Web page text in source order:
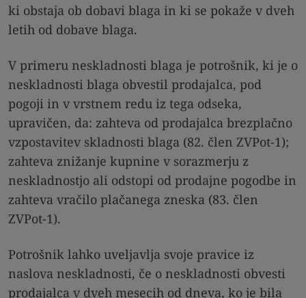
ki obstaja ob dobavi blaga in ki se pokaže v dveh
letih od dobave blaga.
V primeru neskladnosti blaga je potrošnik, ki je o
neskladnosti blaga obvestil prodajalca, pod
pogoji in v vrstnem redu iz tega odseka,
upravičen, da: zahteva od prodajalca brezplačno
vzpostavitev skladnosti blaga (82. člen ZVPot-1);
zahteva znižanje kupnine v sorazmerju z
neskladnostjo ali odstopi od prodajne pogodbe in
zahteva vračilo plačanega zneska (83. člen
ZVPot-1).
Potrošnik lahko uveljavlja svoje pravice iz
naslova neskladnosti, če o neskladnosti obvesti
prodajalca v dveh mesecih od dneva, ko je bila